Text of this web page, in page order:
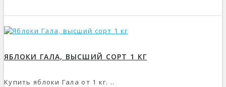
ЯБЛОКИ ГАЛА, ВЫСШИЙ СОРТ 1 КГ
Купить яблоки Гала от 1 кг. ..